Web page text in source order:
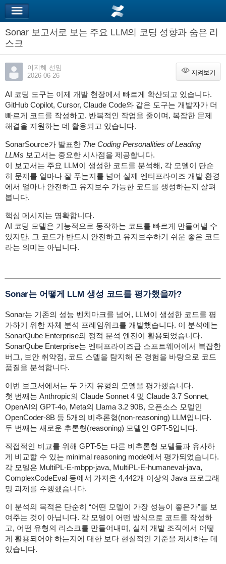
Sonar 보고서로 보는 주요 LLM의 코딩 성향과 숨은 리
스크
이지혜 선임
2026-06-26
지켜보기
지켜보기
AI 코딩 도구는 이제 개발 현장에서 빠르게 확산되고 있습니다.
GitHub Copilot, Cursor, Claude Code와 같은 도구는 개발자가 더
빠르게 코드를 작성하고, 반복적인 작업을 줄이며, 복잡한 문제
해결을 지원하는 데 활용되고 있습니다.
SonarSource가 발표한 The Coding Personalities of Leading
LLMs 보고서는 중요한 시사점을 제공합니다.
이 보고서는 주요 LLM이 생성한 코드를 분석해, 각 모델이 단순
히 문제를 얼마나 잘 푸는지를 넘어 실제 엔터프라이즈 개발 환경
에서 얼마나 안전하고 유지보수 가능한 코드를 생성하는지 살펴
봅니다.
핵심 메시지는 명확합니다.
AI 코딩 모델은 기능적으로 동작하는 코드를 빠르게 만들어낼 수
있지만, 그 코드가 반드시 안전하고 유지보수하기 쉬운 좋은 코드
라는 의미는 아닙니다.
Sonar는 어떻게 LLM 생성 코드를 평가했을까?
Sonar는 기존의 성능 벤치마크를 넘어, LLM이 생성한 코드를 평
가하기 위한 자체 분석 프레임워크를 개발했습니다. 이 분석에는
SonarQube Enterprise의 정적 분석 엔진이 활용되었습니다.
SonarQube Enterprise는 엔터프라이즈급 소프트웨어에서 복잡한
버그, 보안 취약점, 코드 스멜을 탐지해 온 경험을 바탕으로 코드
품질을 분석합니다.
이번 보고서에서는 두 가지 유형의 모델을 평가했습니다.
첫 번째는 Anthropic의 Claude Sonnet 4 및 Claude 3.7 Sonnet,
OpenAI의 GPT-4o, Meta의 Llama 3.2 90B, 오픈소스 모델인
OpenCoder-8B 등 5개의 비추론형(non-reasoning) LLM입니다.
두 번째는 새로운 추론형(reasoning) 모델인 GPT-5입니다.
직접적인 비교를 위해 GPT-5는 다른 비추론형 모델들과 유사하
게 비교할 수 있는 minimal reasoning mode에서 평가되었습니다.
각 모델은 MultiPL-E-mbpp-java, MultiPL-E-humaneval-java,
ComplexCodeEval 등에서 가져온 4,442개 이상의 Java 프로그래
밍 과제를 수행했습니다.
이 분석의 목적은 단순히 “어떤 모델이 가장 성능이 좋은가”를 보
여주는 것이 아닙니다. 각 모델이 어떤 방식으로 코드를 작성하
고, 어떤 유형의 리스크를 만들어내며, 실제 개발 조직에서 어떻
게 활용되어야 하는지에 대한 보다 현실적인 기준을 제시하는 데
있습니다.